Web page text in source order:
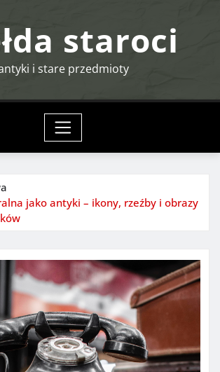
staroci
i stare przedmioty
jako antyki – ikony, rzeźby i obrazy